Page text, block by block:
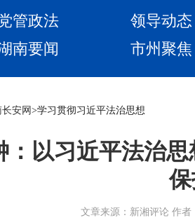
管政法
领导动态
南要闻
市州聚焦
安网 >学习贯彻习近平法治思想
：以习近平法治
文章来源：新湘评论 作者